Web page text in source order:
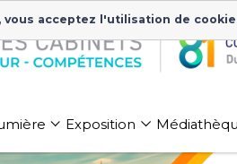
Exposition
vous acceptez l'utilisation de